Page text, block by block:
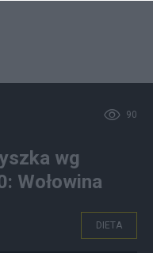
90
wg
Wołowina
DIETA